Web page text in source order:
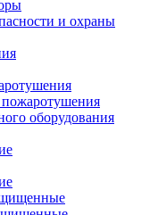
и охраны
пожаротушения
оборудования